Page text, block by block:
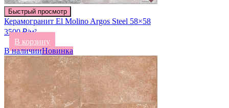
Быстрый просмотр
Керамогранит El Molino Argos Steel 58×58
3500 ₽/м²
В корзину
В наличииНовинка